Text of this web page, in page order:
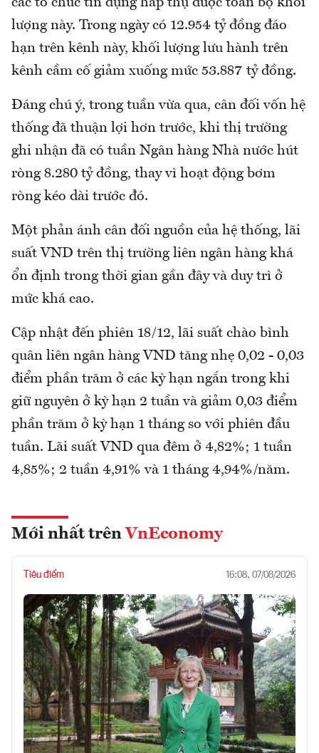
các tổ chức tín dụng hấp thụ được toàn bộ khối
lượng này. Trong ngày có 12.954 tỷ đồng đáo
hạn trên kênh này, khối lượng lưu hành trên
kênh cầm cố giảm xuống mức 53.887 tỷ đồng.
Đáng chú ý, trong tuần vừa qua, cân đối vốn hệ
thống đã thuận lợi hơn trước, khi thị trường
ghi nhận đã có tuần Ngân hàng Nhà nước hút
ròng 8.280 tỷ đồng, thay vì hoạt động bơm
ròng kéo dài trước đó.
Một phản ánh cân đối nguồn của hệ thống, lãi
suất VND trên thị trường liên ngân hàng khá
ổn định trong thời gian gần đây và duy trì ở
mức khá cao.
Cập nhật đến phiên 18/12, lãi suất chào bình
quân liên ngân hàng VND tăng nhẹ 0,02 - 0,03
điểm phần trăm ở các kỳ hạn ngắn trong khi
giữ nguyên ở kỳ hạn 2 tuần và giảm 0,03 điểm
phần trăm ở kỳ hạn 1 tháng so với phiên đầu
tuần. Lãi suất VND qua đêm ở 4,82%; 1 tuần
4,85%; 2 tuần 4,91% và 1 tháng 4,94%/năm.
Mới nhất trên VnEconomy
Tiêu điểm 16:08, 07/08/2026